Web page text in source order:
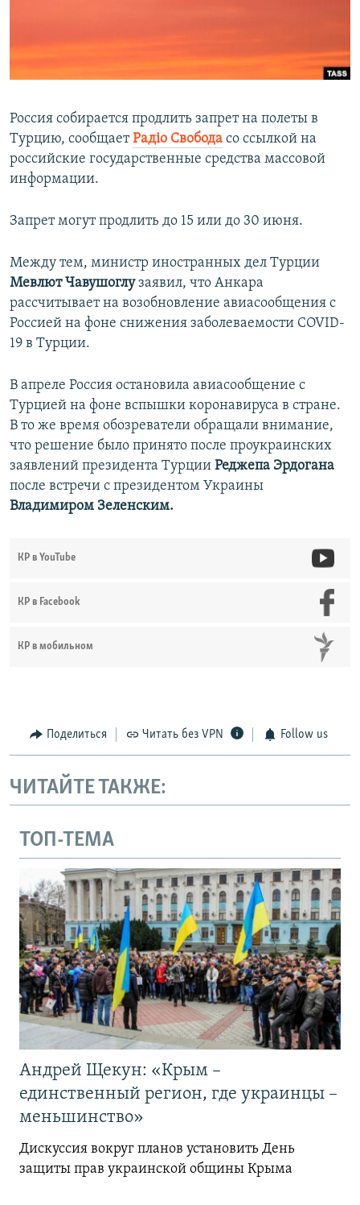
КРЫМ.НЕПОКОРЕННЫЙ
Все сайты RFE/RL
Россия собирается продлить запрет на полеты в
Турцию, сообщаетРадіо Свобода со ссылкой на
российские государственные средства массовой
информации.
Запрет могут продлить до 15 или до 30 июня.
Между тем, министр иностранных дел Турции
Мевлют Чавушоглузаявил, что Анкара
рассчитывает на возобновление авиасообщения с
Россией на фоне снижения заболеваемости COVID-
19 в Турции.
В апреле Россия остановила авиасообщение с
Турцией на фоне вспышки коронавируса в стране.
В то же время обозреватели обращали внимание,
что решение было принято после проукраинских
заявлений президента Турции Реджепа Эрдогана
после встречи с президентом Украины
Владимиром Зеленским.
КР в YouTube
КР в Facebook
КР в мобильном
Поделиться Читать без VPN Follow us
ЧИТАЙТЕ ТАКЖЕ:
ТОП-ТЕМА
Андрей Щекун: «Крым –
единственный регион, где украинцы –
меньшинство»
Дискуссия вокруг планов установить День
защиты прав украинской общины Крыма